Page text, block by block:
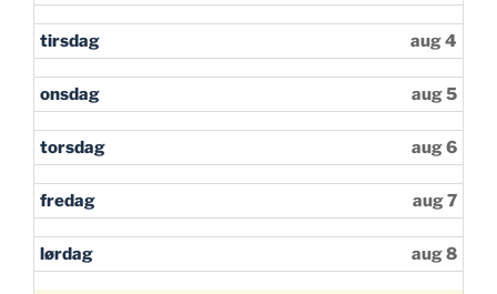
tirsdag aug 4
onsdag aug 5
torsdag aug 6
fredag aug 7
lørdag aug 8